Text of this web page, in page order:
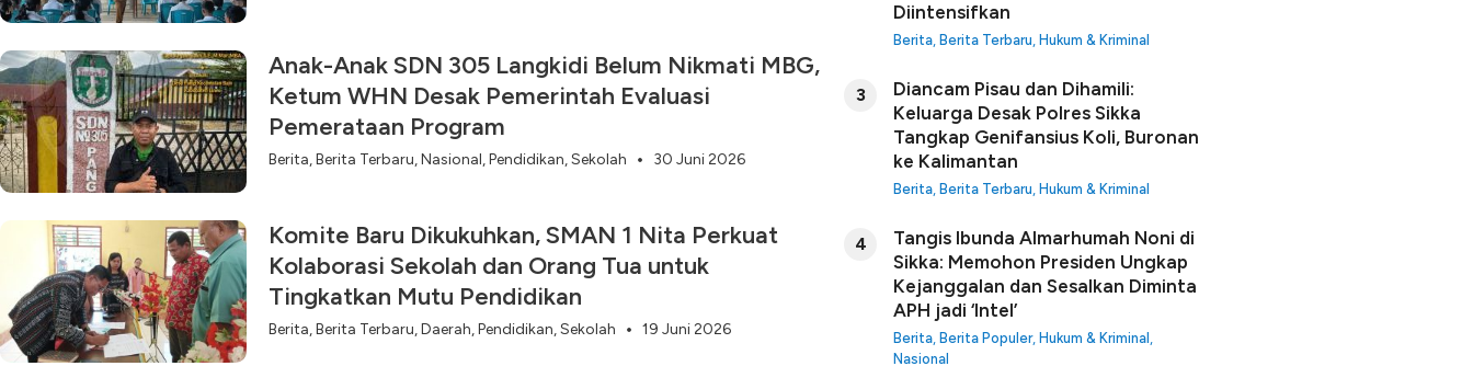
Anak-Anak SDN 305 Langkidi Belum Nikmati MBG,
Ketum WHN Desak Pemerintah Evaluasi
Pemerataan Program
Berita,Berita Terbaru,Nasional,Pendidikan,Sekolah 30 Juni 2026
Komite Baru Dikukuhkan, SMAN 1 Nita Perkuat
Kolaborasi Sekolah dan Orang Tua untuk
Tingkatkan Mutu Pendidikan
Berita,Berita Terbaru,Daerah,Pendidikan,Sekolah 19 Juni 2026
Diintensifkan
Berita, Berita Terbaru, Hukum & Kriminal
3
Diancam Pisau dan Dihamili:
Keluarga Desak Polres Sikka
Tangkap Genifansius Koli, Buronan
ke Kalimantan
Berita, Berita Terbaru, Hukum & Kriminal
4
Tangis Ibunda Almarhumah Noni di
Sikka: Memohon Presiden Ungkap
Kejanggalan dan Sesalkan Diminta
APH jadi ‘Intel’
Berita, Berita Populer, Hukum & Kriminal ,
Nasional